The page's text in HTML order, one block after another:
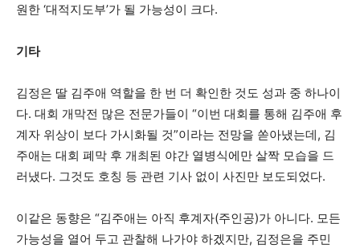
원한 ‘대적지도부’가 될 가능성이 크다.
기타
김정은 딸 김주애 역할을 한 번 더 확인한 것도 성과 중 하나이
다. 대회 개막전 많은 전문가들이 “이번 대회를 통해 김주애 후
계자 위상이 보다 가시화될 것”이라는 전망을 쏟아냈는데, 김
주애는 대회 폐막 후 개최된 야간 열병식에만 살짝 모습을 드
러냈다. 그것도 호칭 등 관련 기사 없이 사진만 보도되었다.
이같은 동향은 “김주애는 아직 후계자(주인공)가 아니다. 모든
가능성을 열어 두고 관찰해 나가야 하겠지만, 김정은을 주민